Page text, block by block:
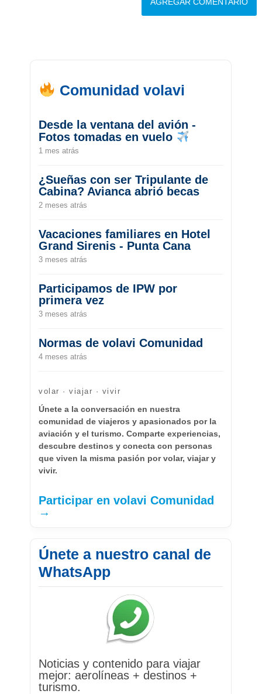
Comunidad volavi
Desde la ventana del avión -
Fotos tomadas en vuelo
1 mes atrás
¿Sueñas con ser Tripulante de
Cabina? Avianca abrió becas
2 meses atrás
Vacaciones familiares en Hotel
Grand Sirenis - Punta Cana
3 meses atrás
Participamos de IPW por
primera vez
3 meses atrás
Normas de volavi Comunidad
4 meses atrás
volar · viajar · vivir
Únete a la conversación en nuestra
comunidad de viajeros y apasionados por la
aviación y el turismo. Comparte experiencias,
descubre destinos y conecta con personas
que viven la misma pasión por volar, viajar y
vivir.
Participar en volavi Comunidad
→
Únete a nuestro canal de
WhatsApp
Noticias y contenido para viajar
mejor: aerolíneas + destinos +
turismo.